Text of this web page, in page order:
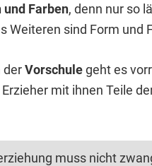
und Farben, denn nur so
Weiteren sind Form und
derVorschulegeht es
Erzieher mit ihnen Teile
muss nicht